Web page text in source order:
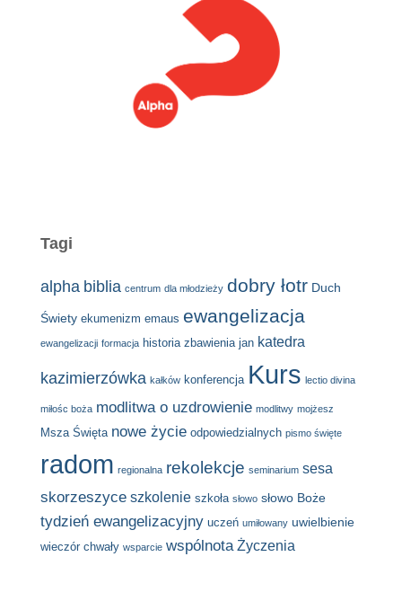
Tagi
alpha biblia centrum dla młodzieży dobry łotr Duch
Świety ekumenizm emaus ewangelizacja
ewangelizacji formacja historia zbawienia jan katedra
kazimierzówka kałków konferencja Kurs lectio divina
miłośc boża modlitwa o uzdrowienie modlitwy mojżesz
Msza Święta nowe życie odpowiedzialnych pismo święte
radom regionalna rekolekcje seminarium sesa
skorzeszyce szkolenie szkoła słowo słowo Boże
tydzień ewangelizacyjny uczeń umiłowany uwielbienie
wieczór chwały wsparcie wspólnota Życzenia